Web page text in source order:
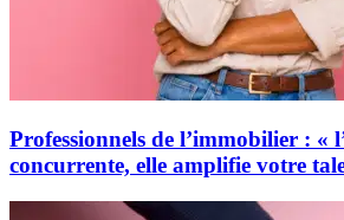
Professionnels de l’immobilier : «
concurrente, elle amplifie votre